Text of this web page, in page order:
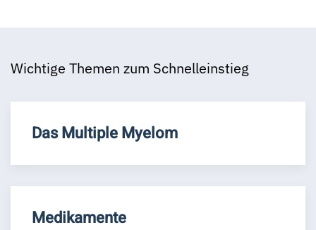
Wichtige Themen zum Schnelleinstieg
Das Multiple Myelom
Medikamente